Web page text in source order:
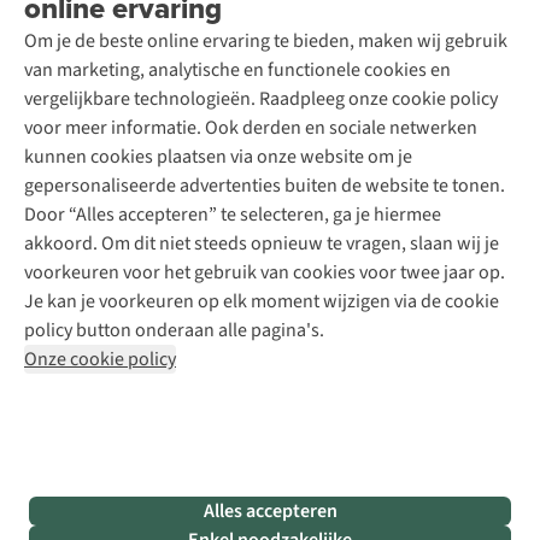
Om je de beste online ervaring te bieden, maken wij gebruik
van marketing, analytische en functionele cookies en
vergelijkbare technologieën. Raadpleeg onze cookie policy
voor meer informatie. Ook derden en sociale netwerken
kunnen cookies plaatsen via onze website om je
gepersonaliseerde advertenties buiten de website te tonen.
Door “Alles accepteren” te selecteren, ga je hiermee
akkoord. Om dit niet steeds opnieuw te vragen, slaan wij je
voorkeuren voor het gebruik van cookies voor twee jaar op.
Je kan je voorkeuren op elk moment wijzigen via de cookie
policy button onderaan alle pagina's.
Onze cookie policy
Alles accepteren
Contact
Toegankelijkheidsverklaring
Schoenonderhoud
Schoenherstelling
Kledingherstelling
Retouches
Voor bedrijven
Explore Academy
Explore Camp
Gear Check
Inspiratie & advies
Meld je aan voor de nieuwsbrief
Follow us
Disclaimer Privacy Policy
Algemene voorwaarden
Cookie Policy